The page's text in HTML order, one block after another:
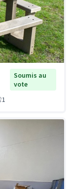
Soumis au
vote
1